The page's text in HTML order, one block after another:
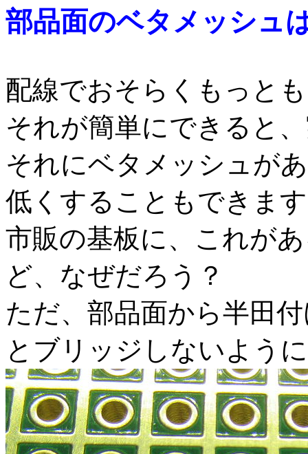
部品面のベタメッシュ
配線でおそらくもっと
それが簡単にできると
それにベタメッシュが
低くすることもできま
市販の基板に、これが
ど、なぜだろう？
ただ、部品面から半田
とブリッジしないよう